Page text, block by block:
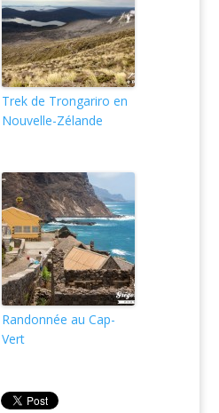
Trek de Trongariro en
Nouvelle-Zélande
Randonnée au Cap-
Vert